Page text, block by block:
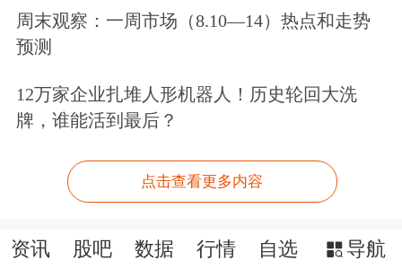
对此，田利辉表示，这反映了市场对公
可。其逻辑是分红信号释放经营信心，
沛、盈利能力稳健的标志，中期分红则
力，这种“真金白银”的回报直接强化了
周末观察：一周市场（8.10—14）热点和走势
预测
12万家企业扎堆人形机器人！历史轮回大洗
牌，谁能活到最后？
点击查看更多内容
资讯 股吧 数据 行情 自选 导航